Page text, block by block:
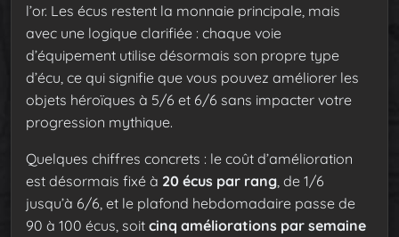
l’or. Les écus restent la monnaie principale, mais
avec une logique clarifiée : chaque voie
d’équipement utilise désormais son propre type
d’écu, ce qui signifie que vous pouvez améliorer les
objets héroïques à 5/6 et 6/6 sans impacter votre
progression mythique.
Quelques chiffres concrets : le coût d’amélioration
est désormais fixé à 20 écus par rang , de 1/6
jusqu’à 6/6, et le plafond hebdomadaire passe de
90 à 100 écus, soit cinq améliorations par semaine